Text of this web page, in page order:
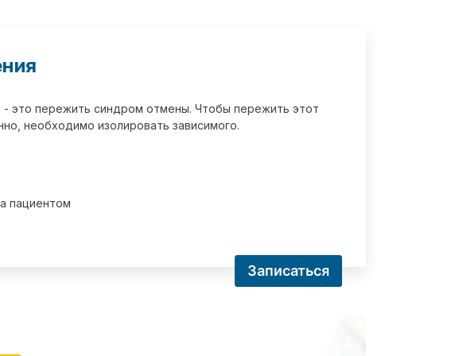
- это пережить синдром отмены. Чтобы пережить этот
необходимо изолировать зависимого.
пациентом
Записаться